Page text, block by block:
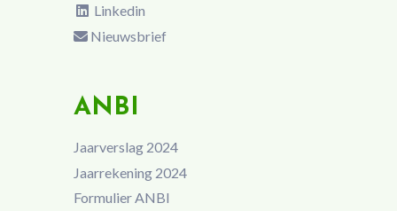
Linkedin
Nieuwsbrief
ANBI
Jaarverslag 2024
Jaarrekening 2024
Formulier ANBI